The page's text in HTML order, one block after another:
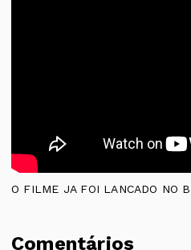
O FILME JA FOI LANCADO NO
Comentários